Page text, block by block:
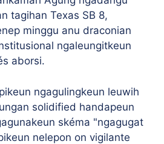
tagihan Texas SB 8,
minggu anu draconian
ngaleungitkeun
aborsi.
ngagulingkeun leuwih
solidified handapeun
skéma "ngagugat
nelepon on vigilante